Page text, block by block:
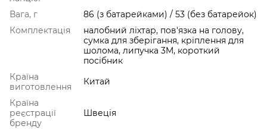
Вага, г
86 (з батарейками) / 53 (без батарейок)
Комплектація
налобний ліхтар, пов'язка на голову,
сумка для зберігання, кріплення для
шолома, липучка 3M, короткий
посібник
Країна
виготовлення
Китай
Країна
реєстрації
бренду
Швеція